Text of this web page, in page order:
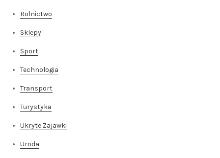
Rolnictwo
Sklepy
Sport
Technologia
Transport
Turystyka
Ukryte Zajawki
Uroda